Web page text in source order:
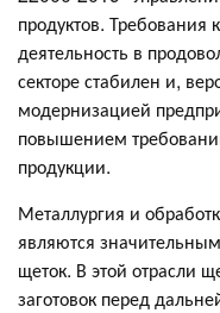
продуктов.
деятельность в
секторе стабилен и,
модернизацией
повышением
продукции.
Металлургия и
являются
щеток. В этой отрасли
заготовок перед